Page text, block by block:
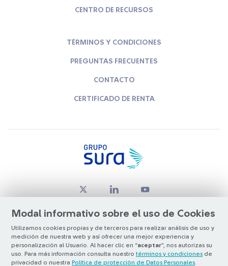
Modal informativo sobre el uso de Cookies
Utilizamos cookies propias y de terceros para realizar análisis de uso y
medición de nuestra web y así ofrecer una mejor experiencia y
personalización al Usuario. Al hacer clic en “aceptar”, nos autorizas su
uso. Para más información consulta nuestro términos y condiciones de
privacidad o nuestra Política de protección de Datos Personales
CENTRO DE RECURSOS
TÉRMINOS Y CONDICIONES
PREGUNTAS FRECUENTES
CONTACTO
CERTIFICADO DE RENTA
© Copyright Grupo SURA 2026